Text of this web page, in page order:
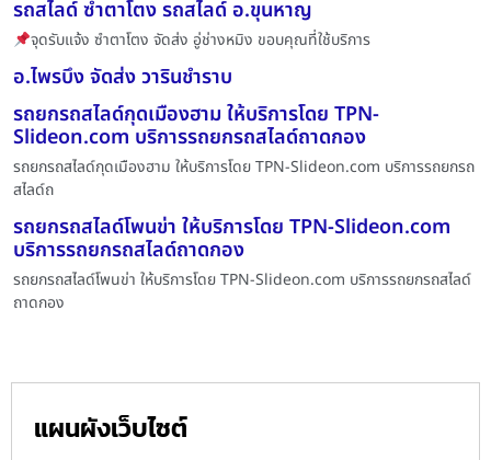
รถสไลด์ ซำตาโตง รถสไลด์ อ.ขุนหาญ
จุดรับแจ้ง ซำตาโตง จัดส่ง อู่ช่างหมิง ขอบคุณที่ใช้บริการ
อ.ไพรบึง จัดส่ง วารินชำราบ
รถยกรถสไลด์กุดเมืองฮาม ให้บริการโดย TPN-
Slideon.com บริการรถยกรถสไลด์ถาดกอง
รถยกรถสไลด์กุดเมืองฮาม ให้บริการโดย TPN-Slideon.com บริการรถยกรถ
สไลด์ถ
รถยกรถสไลด์โพนข่า ให้บริการโดย TPN-Slideon.com
บริการรถยกรถสไลด์ถาดกอง
รถยกรถสไลด์โพนข่า ให้บริการโดย TPN-Slideon.com บริการรถยกรถสไลด์
ถาดกอง
แผนผังเว็บไซต์